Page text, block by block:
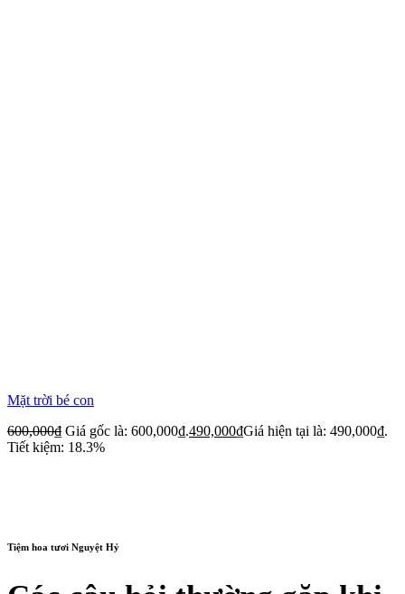
Mặt trời bé con
600,000₫ Giá gốc là: 600,000₫.490,000₫Giá hiện tại là: 490,000₫.
Tiết kiệm: 18.3%
Tiệm hoa tươi Nguyệt Hỷ